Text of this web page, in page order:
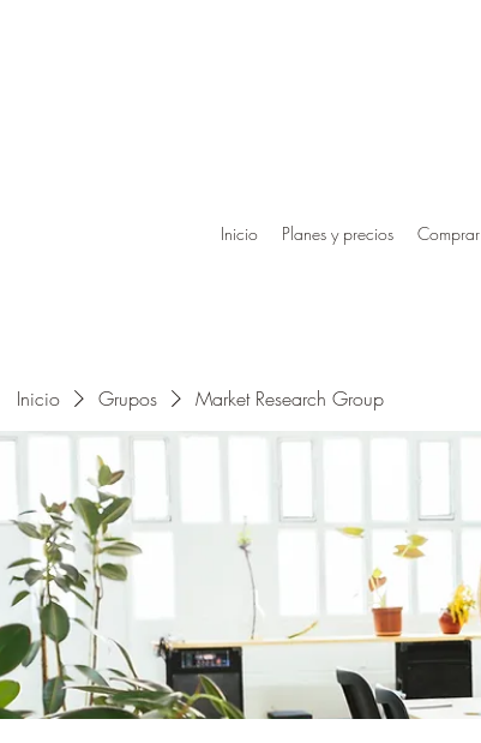
Inicio Planes y precios Comprar
Inicio Grupos Market Research Group